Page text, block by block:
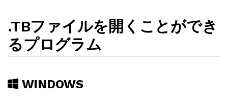
.TBファイルを開くことができ
るプログラム
WINDOWS